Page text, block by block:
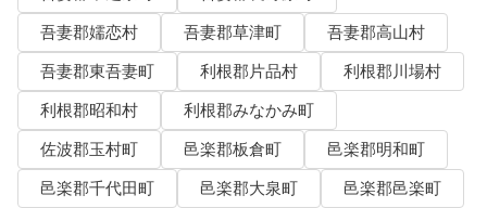
吾妻郡嬬恋村
吾妻郡草津町
吾妻郡高山村
吾妻郡東吾妻町
利根郡片品村
利根郡川場村
利根郡昭和村
利根郡みなかみ町
佐波郡玉村町
邑楽郡板倉町
邑楽郡明和町
邑楽郡千代田町
邑楽郡大泉町 邑楽郡邑楽町